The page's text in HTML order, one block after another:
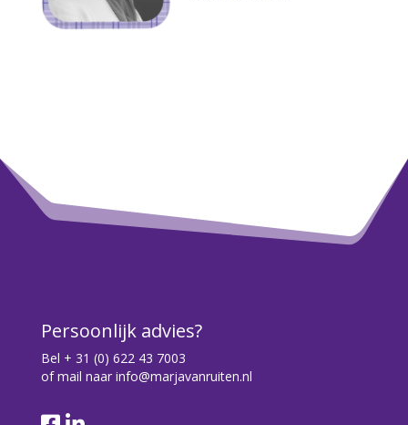
Persoonlijk advies?
Bel + 31 (0) 622 43 7003
of mail naar info@marjavanruiten.nl